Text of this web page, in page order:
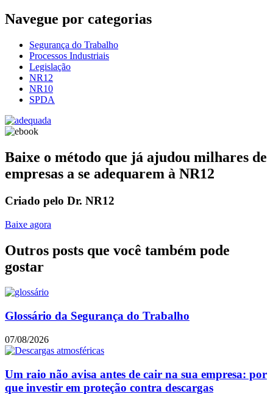
Navegue por categorias
Segurança do Trabalho
Processos Industriais
Legislação
NR12
NR10
SPDA
Baixe o método que já ajudou milhares de
empresas a se adequarem à NR12
Criado pelo Dr. NR12
Baixe agora
Outros posts que você também pode
gostar
Glossário da Segurança do Trabalho
07/08/2026
Um raio não avisa antes de cair na sua empresa: por
que investir em proteção contra descargas